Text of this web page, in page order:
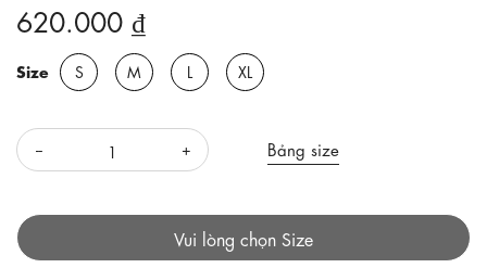
620.000 ₫
Size S M L XL
Bảng size
Vui lòng chọn Size